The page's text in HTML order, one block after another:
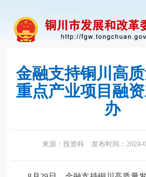
金融支持铜川高
重点产业项目融
办
来源：投资科 发布时间：2024-